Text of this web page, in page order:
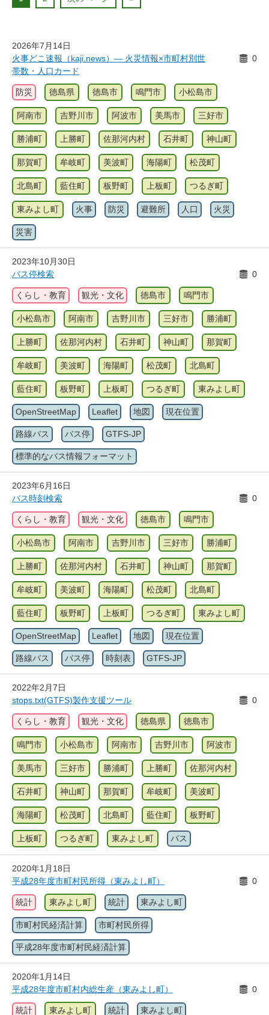
2026年7月14日
火事どこ速報（kaji.news）― 火災情報×市町村別世
帯数・人口カード
0
防災 徳島県 徳島市 鳴門市 小松島市
阿南市 吉野川市 阿波市 美馬市 三好市
勝浦町 上勝町 佐那河内村 石井町 神山町
那賀町 牟岐町 美波町 海陽町 松茂町
北島町 藍住町 板野町 上板町 つるぎ町
東みよし町 火事 防災 避難所 人口 火災
災害
2023年10月30日
バス停検索
0
くらし・教育 観光・文化 徳島市 鳴門市
小松島市 阿南市 吉野川市 三好市 勝浦町
上勝町 佐那河内村 石井町 神山町 那賀町
牟岐町 美波町 海陽町 松茂町 北島町
藍住町 板野町 上板町 つるぎ町 東みよし町
OpenStreetMap Leaflet 地図 現在位置
路線バス バス停 GTFS-JP
標準的なバス情報フォーマット
2023年6月16日
バス時刻検索
0
くらし・教育 観光・文化 徳島市 鳴門市
小松島市 阿南市 吉野川市 三好市 勝浦町
上勝町 佐那河内村 石井町 神山町 那賀町
牟岐町 美波町 海陽町 松茂町 北島町
藍住町 板野町 上板町 つるぎ町 東みよし町
OpenStreetMap Leaflet 地図 現在位置
路線バス バス停 時刻表 GTFS-JP
2022年2月7日
stops.txt(GTFS)製作支援ツール
0
くらし・教育 観光・文化 徳島県 徳島市
鳴門市 小松島市 阿南市 吉野川市 阿波市
美馬市 三好市 勝浦町 上勝町 佐那河内村
石井町 神山町 那賀町 牟岐町 美波町
海陽町 松茂町 北島町 藍住町 板野町
上板町 つるぎ町 東みよし町 バス
2020年1月18日
平成28年度市町村民所得（東みよし町）
0
統計 東みよし町 統計 東みよし町
市町村民経済計算 市町村民所得
平成28年度市町村民経済計算
2020年1月14日
平成28年度市町村内総生産（東みよし町）
0
統計 東みよし町 統計 東みよし町